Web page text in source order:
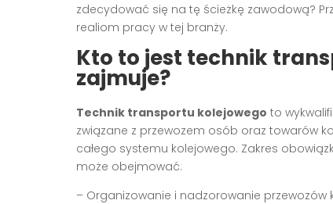
zdecydować się na tę ścieżkę zawodową?
realiom pracy w tej branży.
Kto to jest technik
zajmuje?
Technik transportu kolejowego to
związane z przewozem osób oraz towarów
całego systemu kolejowego. Zakres
może obejmować:
– Organizowanie i nadzorowanie przewozów